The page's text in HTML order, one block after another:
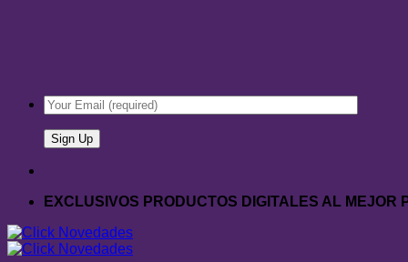
EXCLUSIVOS PRODUCTOS DIGITALES AL MEJOR